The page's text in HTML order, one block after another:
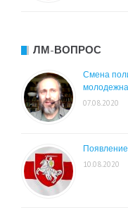
ЛМ-ВОПРОС
Смена
07.08.2020
10.08.2020